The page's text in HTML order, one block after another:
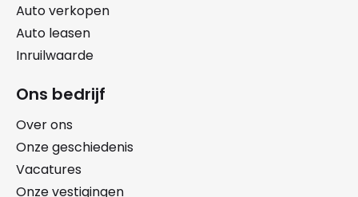
Auto verkopen
Auto leasen
Inruilwaarde
Ons bedrijf
Over ons
Onze geschiedenis
Vacatures
Onze vestigingen